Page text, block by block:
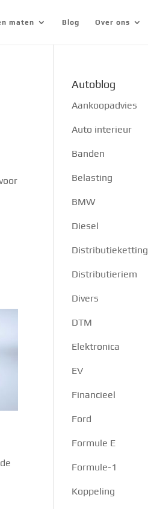
maten Blog Over ons
Autoblog
Aankoopadvies
Auto interieur
Banden
Belasting
BMW
Diesel
Distributieketting
Distributieriem
Divers
DTM
Elektronica
EV
Financieel
Ford
Formule E
Formule-1
Koppeling